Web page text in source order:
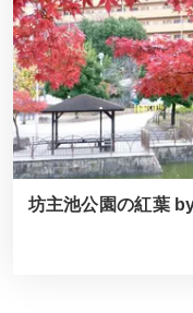
坊主池公園の紅葉